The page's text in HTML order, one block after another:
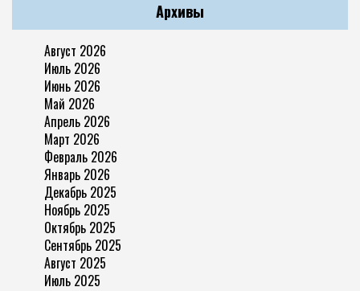
Архивы
Август 2026
Июль 2026
Июнь 2026
Май 2026
Апрель 2026
Март 2026
Февраль 2026
Январь 2026
Декабрь 2025
Ноябрь 2025
Октябрь 2025
Сентябрь 2025
Август 2025
Июль 2025